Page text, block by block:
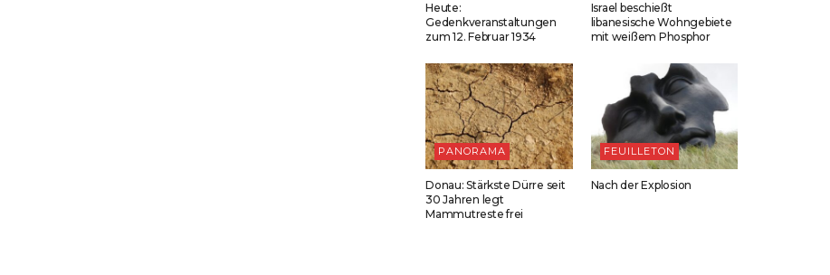
Heute:
Gedenkveranstaltungen
zum 12. Februar 1934
Israel beschießt
libanesische Wohngebiete
mit weißem Phosphor
PANORAMA
Donau: Stärkste Dürre seit
30 Jahren legt
Mammutreste frei
FEUILLETON
Nach der Explosion